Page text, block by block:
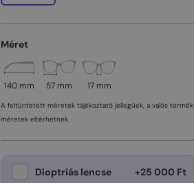
Méret
140 mm 57 mm 17 mm
A feltüntetett méretek tájékoztató jellegűek, a valós termék
méretek eltérhetnek.
Dioptriás lencse +25 000 Ft